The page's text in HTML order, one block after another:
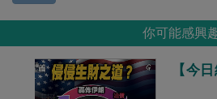
你可能感興
【今